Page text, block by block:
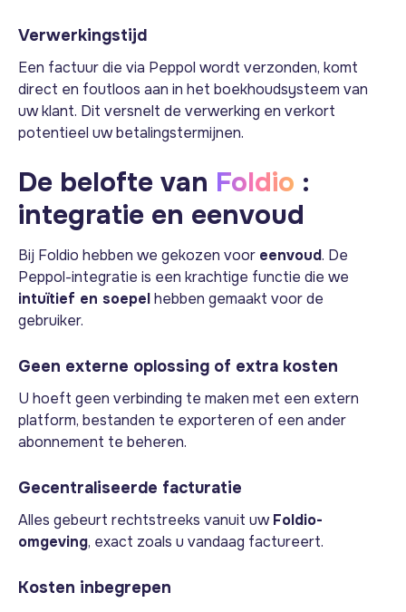
Verwerkingstijd
Een factuur die via Peppol wordt verzonden, komt
direct en foutloos aan in het boekhoudsysteem van
uw klant. Dit versnelt de verwerking en verkort
potentieel uw betalingstermijnen.
De belofte van Foldio :
integratie en eenvoud
Bij Foldio hebben we gekozen voor eenvoud. De
Peppol-integratie is een krachtige functie die we
intuïtief en soepelhebben gemaakt voor de
gebruiker.
Geen externe oplossing of extra kosten
U hoeft geen verbinding te maken met een extern
platform, bestanden te exporteren of een ander
abonnement te beheren.
Gecentraliseerde facturatie
Alles gebeurt rechtstreeks vanuit uwFoldio-
omgeving, exact zoals u vandaag factureert.
Kosten inbegrepen